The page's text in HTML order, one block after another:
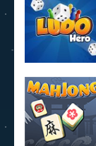
Ludo Hero
4.22K